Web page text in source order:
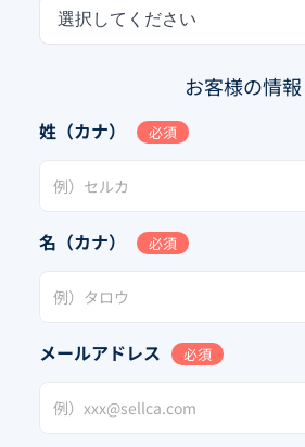
選択してください
お客様の情報
姓（カナ） 必須
名（カナ） 必須
メールアドレス 必須